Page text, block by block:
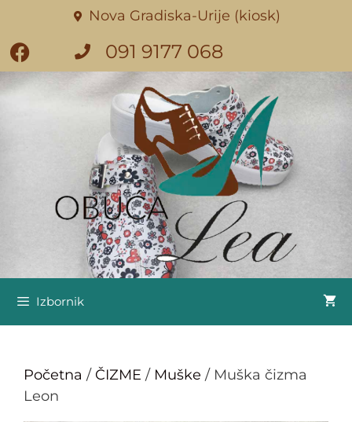
Nova Gradiska-Urije (kiosk)
091 9177 068
Izbornik
Početna / ČIZME / Muške / Muška čizma
Leon